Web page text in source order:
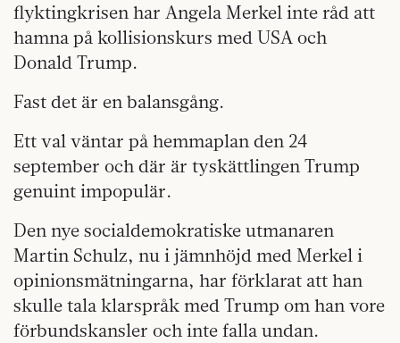
flyktingkrisen har Angela Merkel inte råd att
hamna på kollisionskurs med USA och
Donald Trump.
Fast det är en balansgång.
Ett val väntar på hemmaplan den 24
september och där är tyskättlingen Trump
genuint impopulär.
Den nye socialdemokratiske utmanaren
Martin Schulz, nu i jämnhöjd med Merkel i
opinionsmätningarna, har förklarat att han
skulle tala klarspråk med Trump om han vore
förbundskansler och inte falla undan.